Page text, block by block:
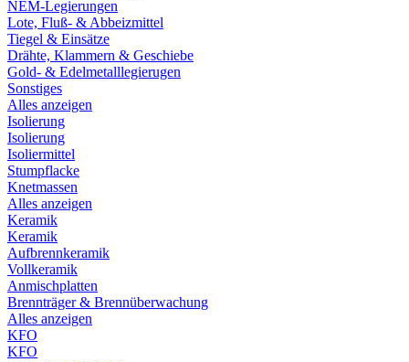
NEM-Legierungen
Lote, Fluß- & Abbeizmittel
Tiegel & Einsätze
Drähte, Klammern & Geschiebe
Gold- & Edelmetalllegierugen
Sonstiges
Alles anzeigen
Isolierung
Isolierung
Isoliermittel
Stumpflacke
Knetmassen
Alles anzeigen
Keramik
Keramik
Aufbrennkeramik
Vollkeramik
Anmischplatten
Brennträger & Brennüberwachung
Alles anzeigen
KFO
KFO